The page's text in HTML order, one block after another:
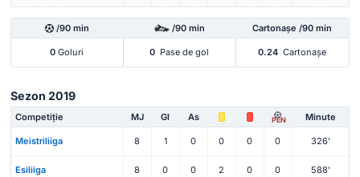
/90 min /90 min Cartonașe /90 min
0 Goluri 0 Pase de gol 0.24 Cartonașe
Sezon 2019
Competiție MJ Gl As PEN Minute
Meistriliiga 8 1 0 0 0 0 326'
Esiliiga 8 0 0 2 0 0 588'